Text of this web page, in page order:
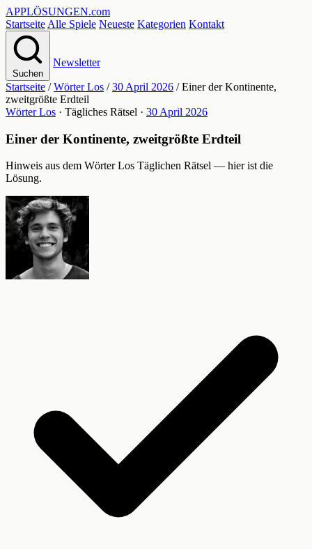
APPLÖSUNGEN.com
Startseite Alle Spiele Neueste Kategorien Kontakt
Suchen
Newsletter
Startseite / Wörter Los / 30 April 2026 / Einer der Kontinente,
zweitgrößte Erdteil
Wörter Los · Tägliches Rätsel · 30 April 2026
Einer der Kontinente, zweitgrößte Erdteil
Hinweis aus dem Wörter Los Täglichen Rätsel — hier ist die
Lösung.